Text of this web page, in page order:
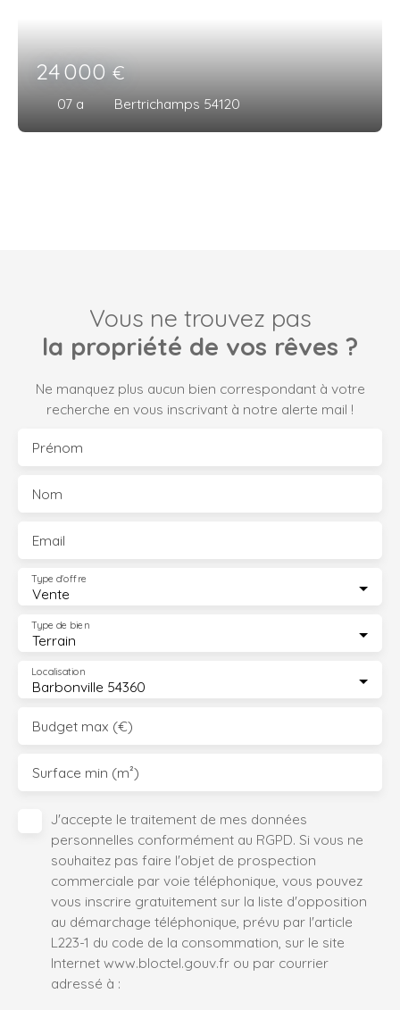
24 000€
07 a Bertrichamps 54120
Vous ne trouvez pas
la propriété de vos rêves ?
Ne manquez plus aucun bien correspondant à votre
recherche en vous inscrivant à notre alerte mail !
Prénom
Nom
Email
Vente
Type d'offre
Terrain
Type de bien
Barbonville 54360
Localisation
Budget max (€)
Surface min (m²)
J'accepte le traitement de mes données
personnelles conformément au RGPD. Si vous ne
souhaitez pas faire l'objet de prospection
commerciale par voie téléphonique, vous pouvez
vous inscrire gratuitement sur la liste d'opposition
au démarchage téléphonique, prévu par l'article
L223-1 du code de la consommation, sur le site
Internet www.bloctel.gouv.fr ou par courrier
adressé à :